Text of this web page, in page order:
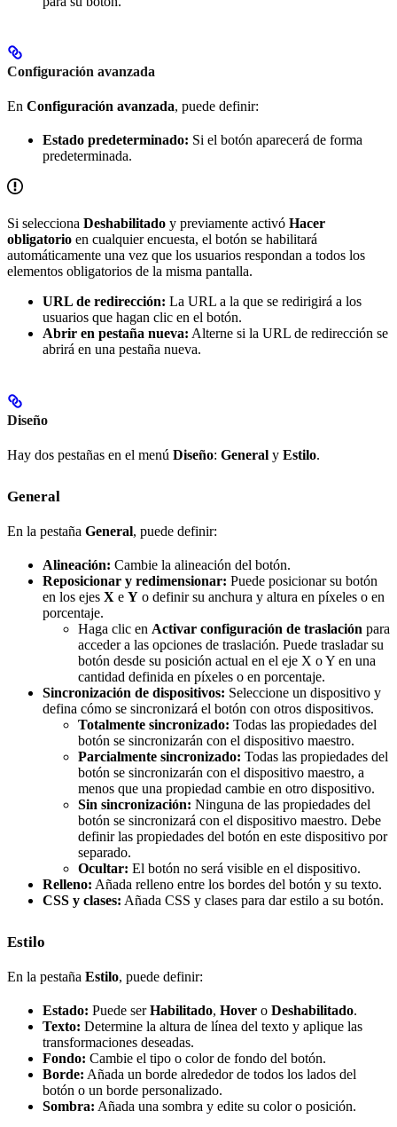
Configuración avanzada
En Configuración avanzada, puede definir:
Estado predeterminado: Si el botón aparecerá de forma
predeterminada.
Si selecciona Deshabilitado y previamente activó Hacer
obligatorio en cualquier encuesta, el botón se habilitará
automáticamente una vez que los usuarios respondan a todos los
elementos obligatorios de la misma pantalla.
URL de redirección: La URL a la que se redirigirá a los
usuarios que hagan clic en el botón.
Abrir en pestaña nueva: Alterne si la URL de redirección se
abrirá en una pestaña nueva.
Diseño
Hay dos pestañas en el menú Diseño: General y Estilo.
General
En la pestaña General, puede definir:
Alineación: Cambie la alineación del botón.
Reposicionar y redimensionar: Puede posicionar su botón
en los ejes X e Y o definir su anchura y altura en píxeles o en
porcentaje.
Haga clic en Activar configuración de traslación para
acceder a las opciones de traslación. Puede trasladar su
botón desde su posición actual en el eje X o Y en una
cantidad definida en píxeles o en porcentaje.
Sincronización de dispositivos: Seleccione un dispositivo y
defina cómo se sincronizará el botón con otros dispositivos.
Totalmente sincronizado: Todas las propiedades del
botón se sincronizarán con el dispositivo maestro.
Parcialmente sincronizado: Todas las propiedades del
botón se sincronizarán con el dispositivo maestro, a
menos que una propiedad cambie en otro dispositivo.
Sin sincronización: Ninguna de las propiedades del
botón se sincronizará con el dispositivo maestro. Debe
definir las propiedades del botón en este dispositivo por
separado.
Ocultar: El botón no será visible en el dispositivo.
Relleno: Añada relleno entre los bordes del botón y su texto.
CSS y clases: Añada CSS y clases para dar estilo a su botón.
Estilo
En la pestaña Estilo, puede definir:
Estado: Puede serHabilitado, Hover o Deshabilitado.
Texto: Determine la altura de línea del texto y aplique las
transformaciones deseadas.
Fondo: Cambie el tipo o color de fondo del botón.
Borde: Añada un borde alrededor de todos los lados del
botón o un borde personalizado.
Sombra: Añada una sombra y edite su color o posición.